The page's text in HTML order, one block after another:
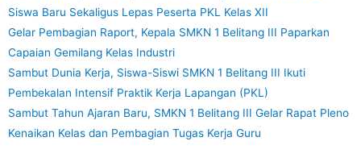
Siswa Baru Sekaligus Lepas Peserta PKL Kelas XII
Gelar Pembagian Raport, Kepala SMKN 1 Belitang III Paparkan
Capaian Gemilang Kelas Industri
Sambut Dunia Kerja, Siswa-Siswi SMKN 1 Belitang III Ikuti
Pembekalan Intensif Praktik Kerja Lapangan (PKL)
Sambut Tahun Ajaran Baru, SMKN 1 Belitang III Gelar Rapat Pleno
Kenaikan Kelas dan Pembagian Tugas Kerja Guru